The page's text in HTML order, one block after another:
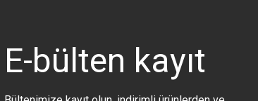
Bu ürüne benzer farklı alternatifler olmalı.
E-bülten kayıt